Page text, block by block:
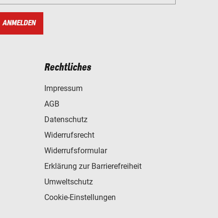
ANMELDEN
Rechtliches
Impressum
AGB
Datenschutz
Widerrufsrecht
Widerrufsformular
Erklärung zur Barrierefreiheit
Umweltschutz
Cookie-Einstellungen